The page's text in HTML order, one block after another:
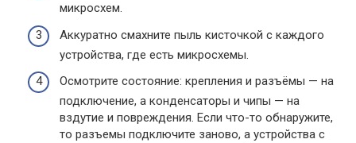
микросхем.
Аккуратно смахните пыль кисточкой с каждого
устройства, где есть микросхемы.
Осмотрите состояние: крепления и разъёмы — на
подключение, а конденсаторы и чипы — на
вздутие и повреждения. Если что-то обнаружите,
то разъемы подключите заново, а устройства с